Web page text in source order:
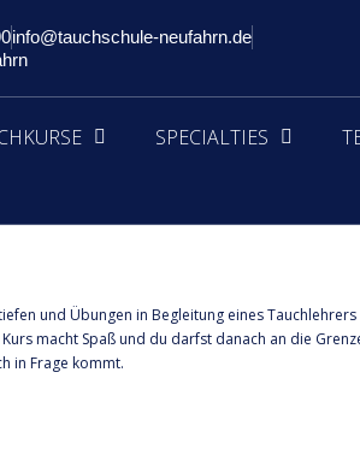
info@tauchschule-neufahrn.de
SPECIALTIES
und Übungen in Begleitung eines
macht Spaß und du darfst danach an die
in Frage kommt.